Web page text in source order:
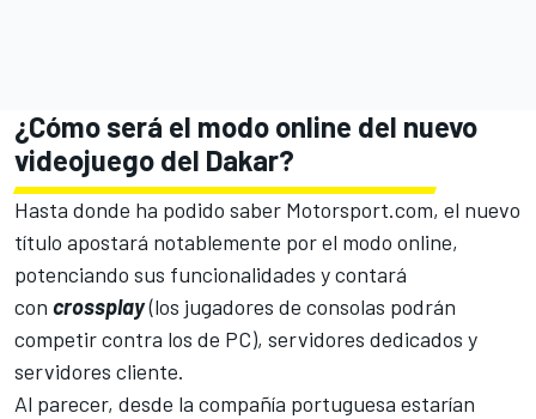
¿Cómo será el modo online del nuevo
videojuego del Dakar?
Hasta donde ha podido saber Motorsport.com, el nuevo
título apostará notablemente por el modo online,
potenciando sus funcionalidades y contará
con crossplay(los jugadores de consolas podrán
competir contra los de PC), servidores dedicados y
servidores cliente.
Al parecer, desde la compañía portuguesa estarían